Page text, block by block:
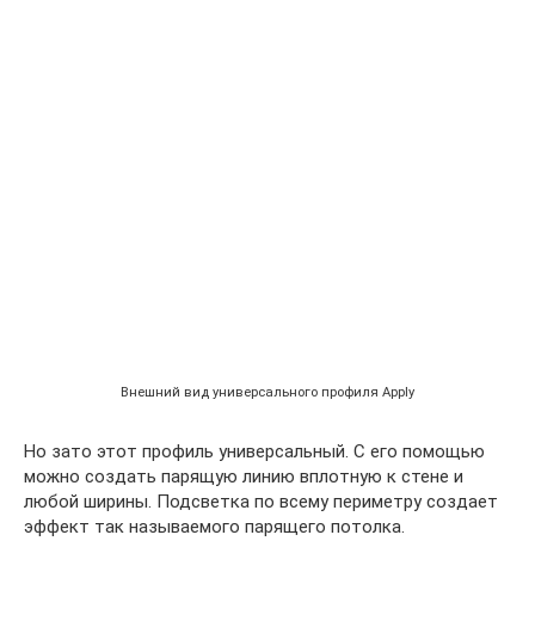
Внешний вид универсального профиля Apply
Но зато этот профиль универсальный. С его помощью
можно создать парящую линию вплотную к стене и
любой ширины. Подсветка по всему периметру создает
эффект так называемого парящего потолка.